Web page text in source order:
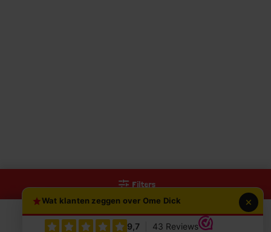
0
Filters
Wat klanten zeggen over Ome Dick